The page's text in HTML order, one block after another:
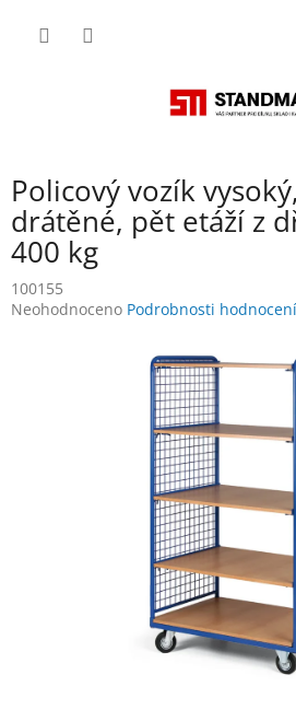
Policový vozík
drátěné, pět etáží z
400 kg
100155
Průměrné
Neohodnoceno Podrobnosti hodnocení